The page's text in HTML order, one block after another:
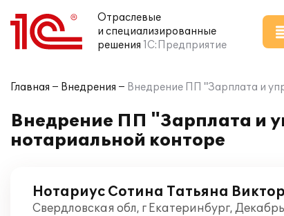
Отраслевые
и специализированные
решения 1С:Предприятие
Главная Внедрения Внедрение ПП "Зарплата и
Внедрение ПП "Зарплата и
нотариальной конторе
Нотариус Сотина Татьяна
Свердловская обл, г Екатеринбург, Декабрь